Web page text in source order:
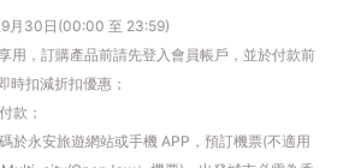
9月30日(00:00 至 23:59)
用，訂購產品前請先登入會員帳戶，並於付款前
時扣減折扣優惠；
款；
於永安旅遊網站或手機 APP，預訂機票(不適用